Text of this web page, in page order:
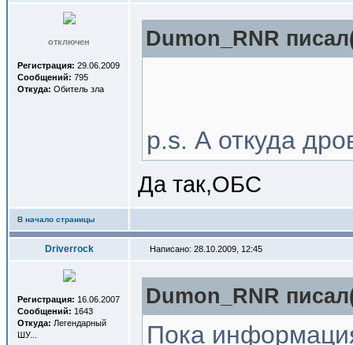
отключен
Регистрация: 29.06.2009
Сообщений: 795
Откуда: Обитель зла
Dumon_RNR
p.s. А откуда
Да так,ОБС
В начало страницы
Driverrock Написано: 28.10.2009, 12:45
Регистрация: 16.06.2007
Сообщений: 1643
Откуда: Легендарный
ШУ...
Dumon_RNR
Пока